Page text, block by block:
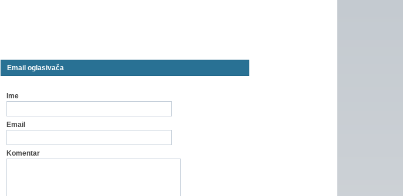
Email oglasivača
Ime
Email
Komentar